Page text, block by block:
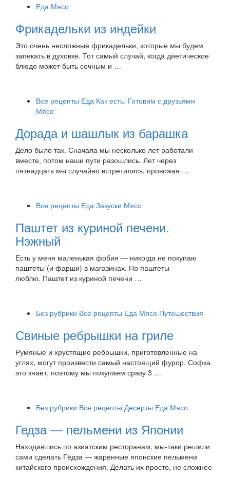
Еда Мясо
Фрикадельки из индейки
Это очень несложные фрикадельки, которые мы будем
запекать в духовке. Тот самый случай, когда диетическое
блюдо может быть сочным и …
Все рецепты Еда Как есть. Готовим с друзьями
Мясо
Дорада и шашлык из барашка
Дело было так. Сначала мы несколько лет работали
вместе, потом наши пути разошлись. Лет через
пятнадцать мы случайно встретились, провожая …
Все рецепты Еда Закуски Мясо
Паштет из куриной печени.
Нэжный
Есть у меня маленькая фобия — никогда не покупаю
паштеты (и фарши) в магазинах. Но паштеты
люблю. Паштет из куриной печени …
Без рубрики Все рецепты Еда Мясо Путешествия
Свиные ребрышки на гриле
Румяные и хрустящие ребрышки, приготовленные на
углях, могут произвести самый настоящий фурор. Софка
это знает, поэтому мы покупаем сразу 3 …
Без рубрики Все рецепты Десерты Еда Мясо
Гедза — пельмени из Японии
Находившись по азиатским ресторанам, мы-таки решили
сами сделать Гёдза — жаренные японские пельмени
китайского происхождения. Делать их просто, не сложнее
…